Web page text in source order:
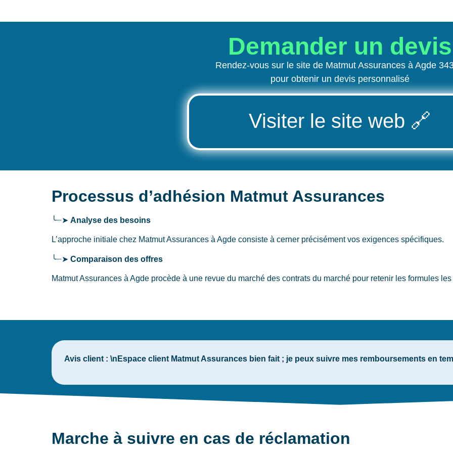
Demander un devis
Rendez-vous sur le site de Matmut Assurances à Agde
pour obtenir un devis personnalisé
Visiter le site web 🔗
Processus d’adhésion Matmut Assurances
╰┈➤ Analyse des besoins
L’approche initiale chez Matmut Assurances à Agde consiste à cerner précisément vos exigences spécifiques.
╰┈➤ Comparaison des offres
Matmut Assurances à Agde procède à une revue du marché des contrats du marché pour retenir les formules
Avis client : \nEspace client Matmut Assurances bien fait ; je peux suivre mes remboursements en temps
Marche à suivre en cas de réclamation